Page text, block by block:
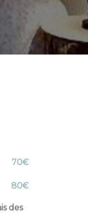
70€
80€
des